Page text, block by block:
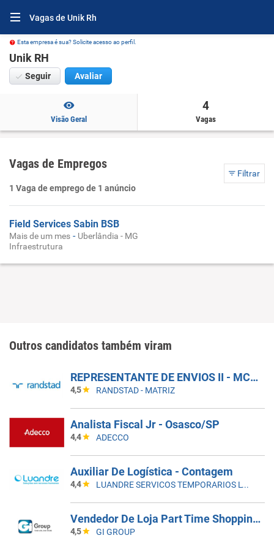
Vagas de Unik Rh
Esta empresa é sua? Solicite acesso ao perfil.
Unik RH
Seguir Avaliar
Visão Geral
4
Vagas
Vagas de Empregos
Filtrar
1 Vaga de emprego de 1 anúncio
Field Services Sabin BSB
Mais de um mes - Uberlândia - MG
Infraestrutura
Outros candidatos também viram
REPRESENTANTE DE ENVIOS II - MCDLIVRE
4,5 RANDSTAD - MATRIZ
Analista Fiscal Jr - Osasco/SP
4,4 ADECCO
Auxiliar De Logística - Contagem
4,4 LUANDRE SERVICOS TEMPORARIOS LTDA. (C-I)
Vendedor De Loja Part Time Shopping Morumbi
4,5 GI GROUP